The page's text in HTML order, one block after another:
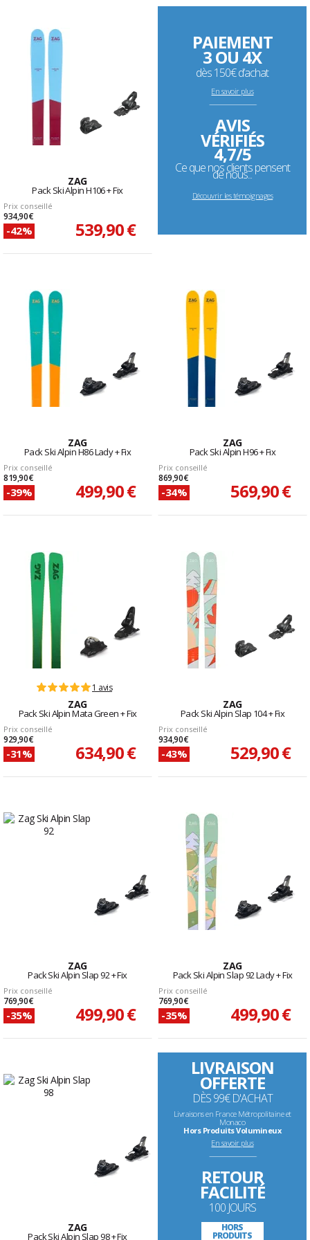
ZAG
Pack Ski Alpin H106 + Fix
Prix conseillé
934,90 €
-42% 539,90 €
PAIEMENT
3 OU 4X
dès 150€ d’achat
En savoir plus
--------------------------------------------------------------------
AVIS
VÉRIFIÉS
4,7/5
Ce que nos clients pensent
de nous...
Découvrir les témoignages
ZAG
Pack Ski Alpin H86 Lady + Fix
Prix conseillé
819,90 €
-39% 499,90 €
ZAG
Pack Ski Alpin H96 + Fix
Prix conseillé
869,90 €
-34% 569,90 €
1 avis
ZAG
Pack Ski Alpin Mata Green + Fix
Prix conseillé
929,90 €
-31% 634,90 €
ZAG
Pack Ski Alpin Slap 104 + Fix
Prix conseillé
934,90 €
-43% 529,90 €
ZAG
Pack Ski Alpin Slap 92 + Fix
Prix conseillé
769,90 €
-35% 499,90 €
ZAG
Pack Ski Alpin Slap 92 Lady + Fix
Prix conseillé
769,90 €
-35% 499,90 €
ZAG
Pack Ski Alpin Slap 98 + Fix
LIVRAISON
OFFERTE
DÈS 99€ D'ACHAT
Livraisons en France Métropolitaine et
Monaco
Hors Produits Volumineux
En savoir plus
--------------------------------------------------------------------
RETOUR
FACILITÉ
100 JOURS
HORS
PRODUITS